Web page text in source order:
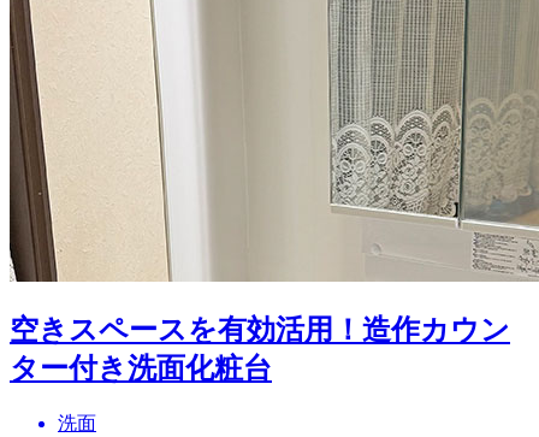
空きスペースを有効活用！造作カウン
ター付き洗面化粧台
洗面